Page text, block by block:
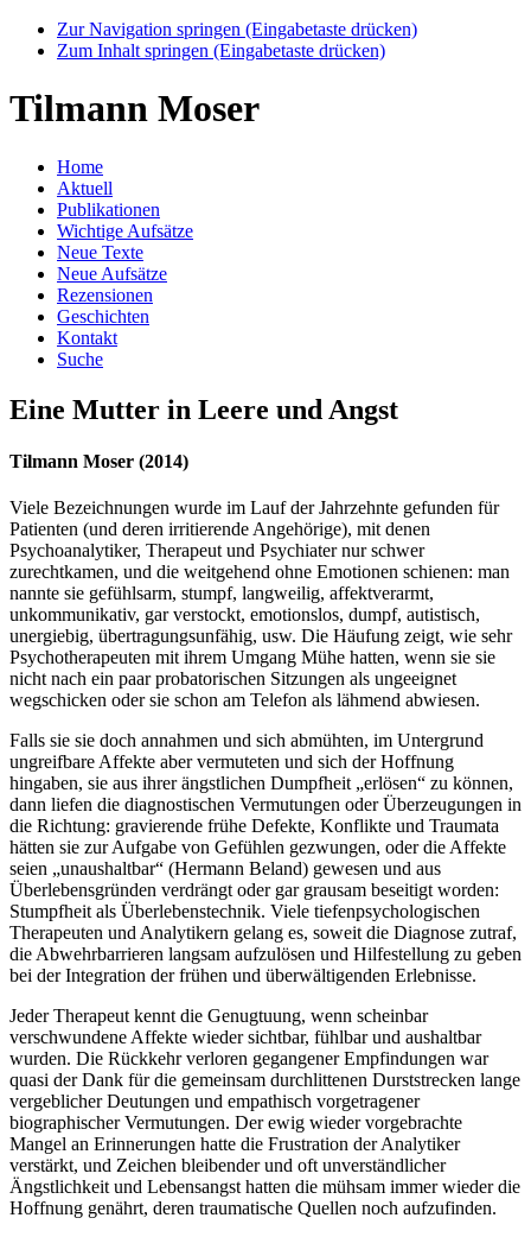
Zur Navigation springen (Eingabetaste drücken)
Zum Inhalt springen (Eingabetaste drücken)
Tilmann Moser
Home
Aktuell
Publikationen
Wichtige Aufsätze
Neue Texte
Neue Aufsätze
Rezensionen
Geschichten
Kontakt
Suche
Eine Mutter in Leere und Angst
Tilmann Moser (2014)
Viele Bezeichnungen wurde im Lauf der Jahrzehnte gefunden für
Patienten (und deren irritierende Angehörige), mit denen
Psychoanalytiker, Therapeut und Psychiater nur schwer
zurechtkamen, und die weitgehend ohne Emotionen schienen: man
nannte sie gefühlsarm, stumpf, langweilig, affektverarmt,
unkommunikativ, gar verstockt, emotionslos, dumpf, autistisch,
unergiebig, übertragungsunfähig, usw. Die Häufung zeigt, wie sehr
Psychotherapeuten mit ihrem Umgang Mühe hatten, wenn sie sie
nicht nach ein paar probatorischen Sitzungen als ungeeignet
wegschicken oder sie schon am Telefon als lähmend abwiesen.
Falls sie sie doch annahmen und sich abmühten, im Untergrund
ungreifbare Affekte aber vermuteten und sich der Hoffnung
hingaben, sie aus ihrer ängstlichen Dumpfheit „erlösen“ zu können,
dann liefen die diagnostischen Vermutungen oder Überzeugungen in
die Richtung: gravierende frühe Defekte, Konflikte und Traumata
hätten sie zur Aufgabe von Gefühlen gezwungen, oder die Affekte
seien „unaushaltbar“ (Hermann Beland) gewesen und aus
Überlebensgründen verdrängt oder gar grausam beseitigt worden:
Stumpfheit als Überlebenstechnik. Viele tiefenpsychologischen
Therapeuten und Analytikern gelang es, soweit die Diagnose zutraf,
die Abwehrbarrieren langsam aufzulösen und Hilfestellung zu geben
bei der Integration der frühen und überwältigenden Erlebnisse.
Jeder Therapeut kennt die Genugtuung, wenn scheinbar
verschwundene Affekte wieder sichtbar, fühlbar und aushaltbar
wurden. Die Rückkehr verloren gegangener Empfindungen war
quasi der Dank für die gemeinsam durchlittenen Durststrecken lange
vergeblicher Deutungen und empathisch vorgetragener
biographischer Vermutungen. Der ewig wieder vorgebrachte
Mangel an Erinnerungen hatte die Frustration der Analytiker
verstärkt, und Zeichen bleibender und oft unverständlicher
Ängstlichkeit und Lebensangst hatten die mühsam immer wieder die
Hoffnung genährt, deren traumatische Quellen noch aufzufinden.